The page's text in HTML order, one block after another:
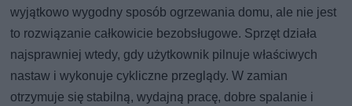
wyjątkowo wygodny sposób ogrzewania domu, ale nie jest
to rozwiązanie całkowicie bezobsługowe. Sprzęt działa
najsprawniej wtedy, gdy użytkownik pilnuje właściwych
nastaw i wykonuje cykliczne przeglądy. W zamian
otrzymuje się stabilną, wydajną pracę, dobre spalanie i